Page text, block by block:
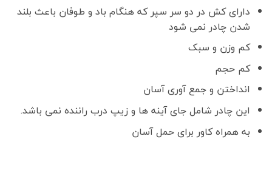
دارای کش در دو سر سپر که هنگام باد و طوفان باعث بلند
شدن چادر نمی شود
کم وزن و سبک
کم حجم
انداختن و جمع آوری آسان
این چادر شامل جای آینه ها و زیپ درب راننده نمی باشد.
به همراه کاور برای حمل آسان